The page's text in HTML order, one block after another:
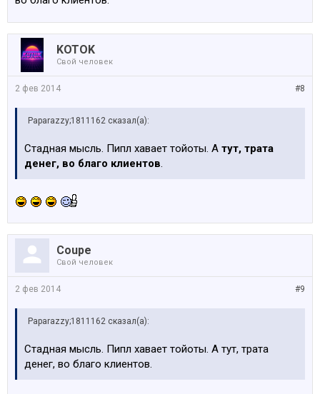
KOTOK
Свой человек
#8
2 фев 2014
Paparazzy;1811162 сказал(а):
Стадная мысль. Пипл хавает тойоты. А тут, трата
денег, во благо клиентов.
Coupe
Свой человек
#9
2 фев 2014
Paparazzy;1811162 сказал(а):
Стадная мысль. Пипл хавает тойоты. А тут, трата
денег, во благо клиентов.